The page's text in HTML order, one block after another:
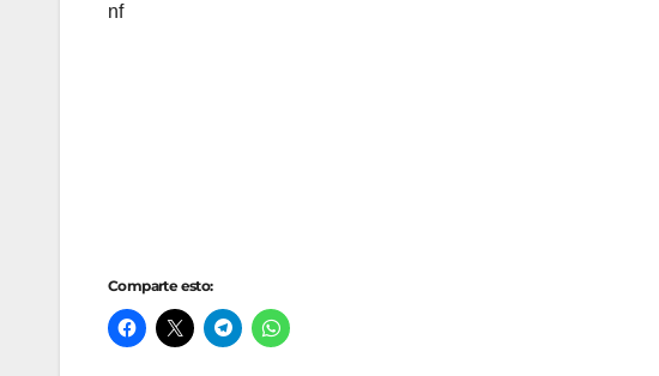
nf
Comparte esto: